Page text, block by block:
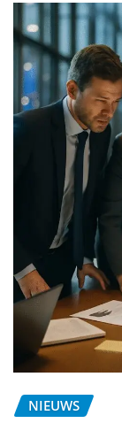
NIEUWS